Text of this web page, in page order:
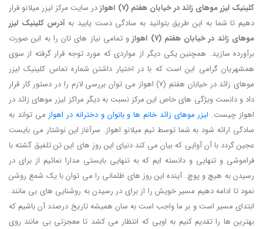
کلینیک لیزر موهای زائد در خیابان هفتم (7) اهواز
در سایت مرکز لیزر میلانو قرار
دهیم تا شما به این طریق بتوانید به سادگی دست یابید بهآدرس کلینیک لیزر
موهای زائد در خیابان هفتم (7) اهواز
و تمامی نیاز های تان را به این صورت
برآورده سازید. همچنین یکی دیگر از مواردی که مورد توجه قرار گرفته از سوی
همشهریان گرامی این است که با در اختیار داشتن شماره تماس کلینیک لیزر
موهای زائد در خیابان هفتم (7) اهواز می توان بررسی لازم را در دستور کار قرار
داد و دانست ویژگی های خاص این مرکز نسبت به دیگر مراکز لیزر موهای زائد در
اهواز چیست. لیزر موهای زائد خانم ها و بانوان و دخترانه در اهوازمی تواند به
سادگی ارائه شود به شما توسط تیم میلانو اهواز. سرآغاز این نوشتار می بایست
عجین گردد با آن آوایی که بیان می کند دنیای این روز های این تن تلفیق گشته با
فراموشی و تنهایی و دانسته ایم که به تنهایی بایستی مدارا نمائیم از برای در
رسیدن به هیچ و پوچ. آینده این روز های ظلمانی را می توان با یک شمع روشن
نمود تا ادامه دهیم مسیر خویش را از برای در رسیدن به روشنایی های بی مانند.
ابتدای مسیر است و بر ما واجب است به سان همیشه تاریخ درصدد آن باشیم که
بهترین ها را تقدیم کنیم به اویی که انتظار می کشد تا معجزتی بی مانند روی